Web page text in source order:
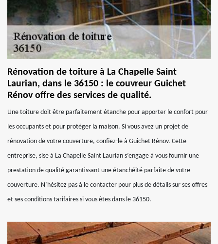
Rénovation de toiture à La Chapelle Saint
Laurian, dans le 36150 : le couvreur Guichet
Rénov offre des services de qualité.
Une toiture doit être parfaitement étanche pour apporter le confort pour
les occupants et pour protéger la maison. Si vous avez un projet de
rénovation de votre couverture, confiez-le à Guichet Rénov. Cette
entreprise, sise à La Chapelle Saint Laurian s’engage à vous fournir une
prestation de qualité garantissant une étanchéité parfaite de votre
couverture. N’hésitez pas à le contacter pour plus de détails sur ses offres
et ses conditions tarifaires si vous êtes dans le 36150.